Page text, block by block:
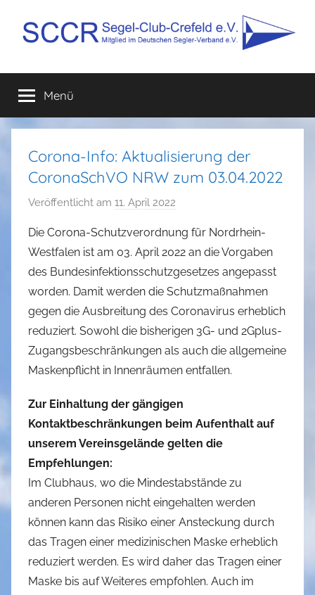
Inhalt
SCCR
e.V.
Deutschen
Segler-
Verband
Menü
Corona-Info: Aktualisierung der
CoronaSchVO NRW zum 03.04.2022
Veröffentlicht am 11. April 2022
n
G
u
n
t
h
e
r
e
i
n
l
Die Corona-Schutzverordnung für Nordrhein-
Westfalen ist am 03. April 2022 an die Vorgaben
des Bundesinfektionsschutzgesetzes angepasst
worden. Damit werden die Schutzmaßnahmen
gegen die Ausbreitung des Coronavirus erheblich
reduziert. Sowohl die bisherigen 3G- und 2Gplus-
Zugangsbeschränkungen als auch die allgemeine
Maskenpflicht in Innenräumen entfallen.
Zur Einhaltung der gängigen
Kontaktbeschränkungen beim Aufenthalt auf
unserem Vereinsgelände gelten die
Empfehlungen:
Im Clubhaus, wo die Mindestabstände zu
anderen Personen nicht eingehalten werden
können kann das Risiko einer Ansteckung durch
das Tragen einer medizinischen Maske erheblich
reduziert werden. Es wird daher das Tragen einer
Maske bis auf Weiteres empfohlen. Auch im